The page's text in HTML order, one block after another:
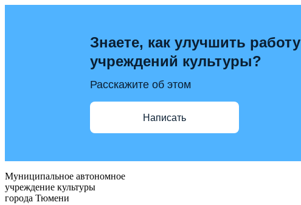
Знаете, как улучшить работу
учреждений культуры?
Расскажите об этом
Написать
Муниципальное автономное
учреждение культуры
города Тюмени